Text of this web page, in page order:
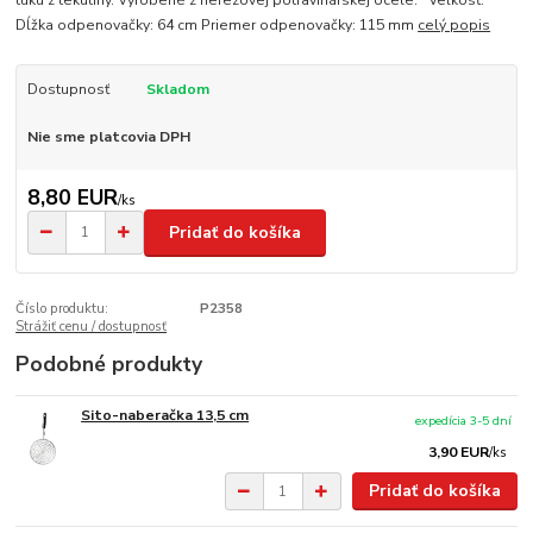
Dĺžka odpenovačky: 64 cm Priemer odpenovačky: 115 mm celý popis
Dostupnosť Skladom
Nie sme platcovia DPH
8,80 EUR/ks
Pridať do košíka
Číslo produktu:
P2358
Strážiť cenu / dostupnosť
Podobné produkty
Sito-naberačka 13,5 cm
3,90 EUR/ks
expedícia 3-5 dní
Pridať do košíka